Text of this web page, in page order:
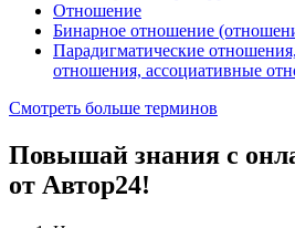
Отношение
Бинарное отношение
Парадигматические
отношения, ассоциативные
Смотреть больше терминов
Повышай знания с
от Автор24!